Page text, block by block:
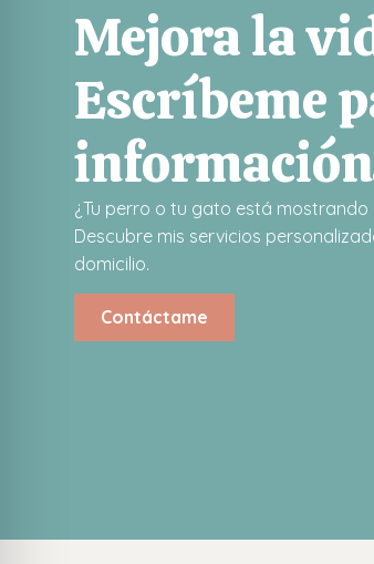
Mejora la
Escríbeme
¿Tu perro o tu gato está
Descubre mis servicios
domicilio.
Contáctame